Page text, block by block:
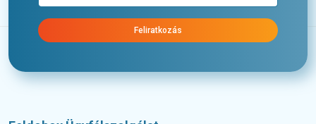
Feliratkozás